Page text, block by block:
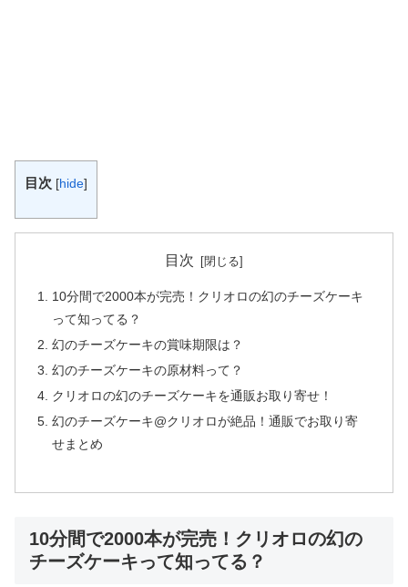
目次 [hide]
目次
10分間で2000本が完売！クリオロの幻のチーズケーキ
って知ってる？
幻のチーズケーキの賞味期限は？
幻のチーズケーキの原材料って？
クリオロの幻のチーズケーキを通販お取り寄せ！
幻のチーズケーキ@クリオロが絶品！通販でお取り寄
せまとめ
10分間で2000本が完売！クリオロの幻の
チーズケーキって知ってる？